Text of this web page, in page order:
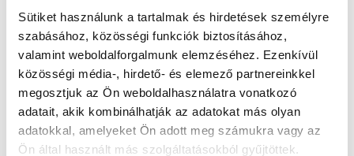
Sütiket használunk a tartalmak és hirdetések személyre
szabásához, közösségi funkciók biztosításához,
valamint weboldalforgalmunk elemzéséhez. Ezenkívül
közösségi média-, hirdető- és elemező partnereinkkel
megosztjuk az Ön weboldalhasználatra vonatkozó
adatait, akik kombinálhatják az adatokat más olyan
adatokkal, amelyeket Ön adott meg számukra vagy az
Ön által használt más szolgáltatásokból gyűjtöttek.
Főoldal Orvosok Gyermek fül-orr-gégész
Gyermek fül-orr-gégész, Budapest, XI. kerület
Dr. Pozsgay Erzsébet